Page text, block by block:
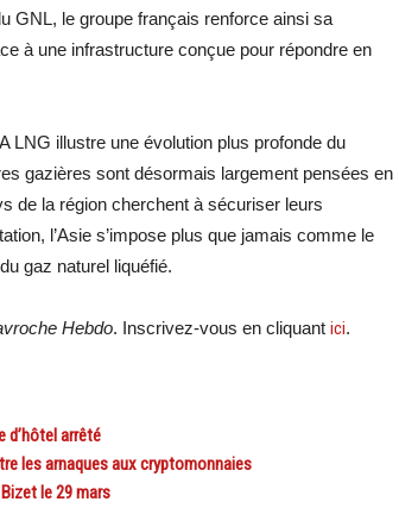
GNL, le groupe français renforce ainsi sa
à une infrastructure conçue pour répondre en
LNG illustre une évolution plus profonde du
gazières sont désormais largement pensées en
de la région cherchent à sécuriser leurs
l’Asie s’impose plus que jamais comme le
gaz naturel liquéfié.
Hebdo. Inscrivez-vous en cliquant ici.
d’hôtel arrêté
les arnaques aux cryptomonnaies
le 29 mars